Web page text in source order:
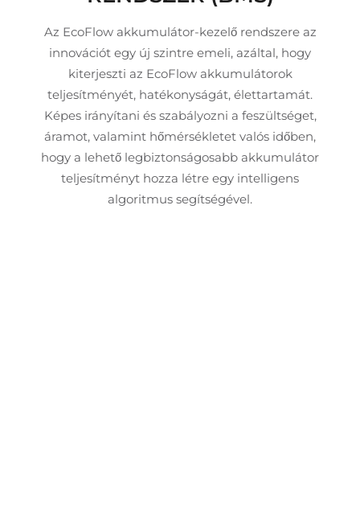
Az EcoFlow akkumulátor-kezelő rendszere az
innovációt egy új szintre emeli, azáltal, hogy
kiterjeszti az EcoFlow akkumulátorok
teljesítményét, hatékonyságát, élettartamát.
Képes irányítani és szabályozni a feszültséget,
áramot, valamint hőmérsékletet valós időben,
hogy a lehető legbiztonságosabb akkumulátor
teljesítményt hozza létre egy intelligens
algoritmus segítségével.